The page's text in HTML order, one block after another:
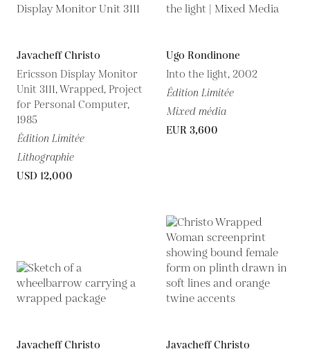
Javacheff Christo
Ericsson Display Monitor
Unit 3111, Wrapped, Project
for Personal Computer,
1985
Édition Limitée
Lithographie
USD 12,000
Ugo Rondinone
Into the light, 2002
Édition Limitée
Mixed média
EUR 3,600
Javacheff Christo
Javacheff Christo